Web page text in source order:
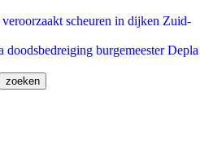
scheuren in dijken Zuid-
doodsbedreiging burgemeester Depla